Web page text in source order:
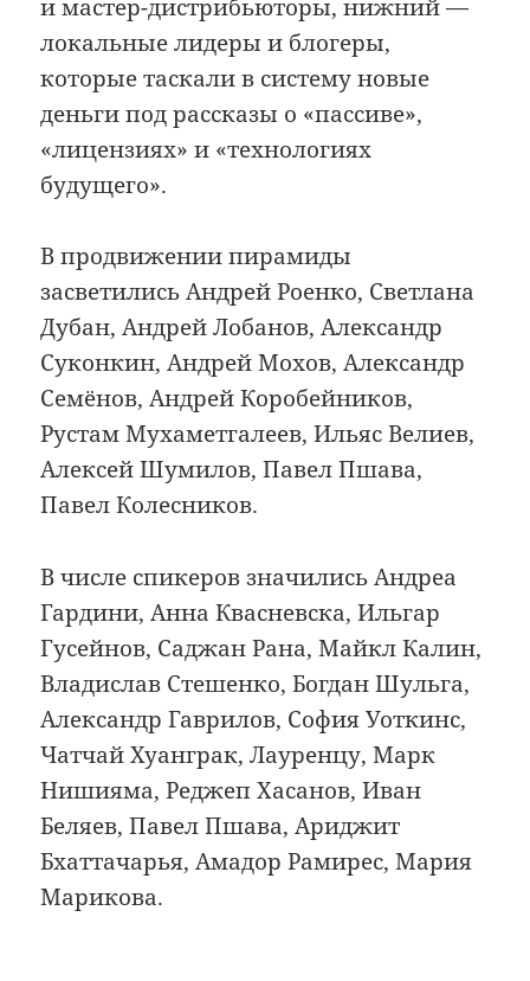
и мастер-дистрибьюторы, нижний —
локальные лидеры и блогеры,
которые таскали в систему новые
деньги под рассказы о «пассиве»,
«лицензиях» и «технологиях
будущего».
В продвижении пирамиды
засветились Андрей Роенко, Светлана
Дубан, Андрей Лобанов, Александр
Суконкин, Андрей Мохов, Александр
Семёнов, Андрей Коробейников,
Рустам Мухаметгалеев, Ильяс Велиев,
Алексей Шумилов, Павел Пшава,
Павел Колесников.
В числе спикеров значились Андреа
Гардини, Анна Квасневска, Ильгар
Гусейнов, Саджан Рана, Майкл Калин,
Владислав Стешенко, Богдан Шульга,
Александр Гаврилов, София Уоткинс,
Чатчай Хуанграк, Лауренцу, Марк
Нишияма, Реджеп Хасанов, Иван
Беляев, Павел Пшава, Ариджит
Бхаттачарья, Амадор Рамирес, Мария
Марикова.